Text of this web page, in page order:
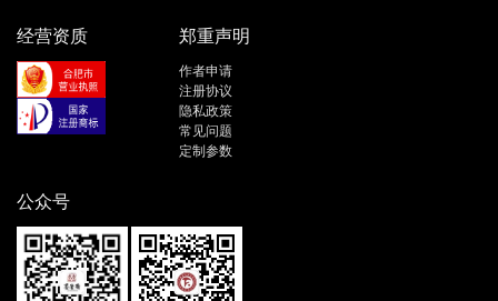
经营资质 郑重声明
作者申请
注册协议
隐私政策
常见问题
定制参数
公众号